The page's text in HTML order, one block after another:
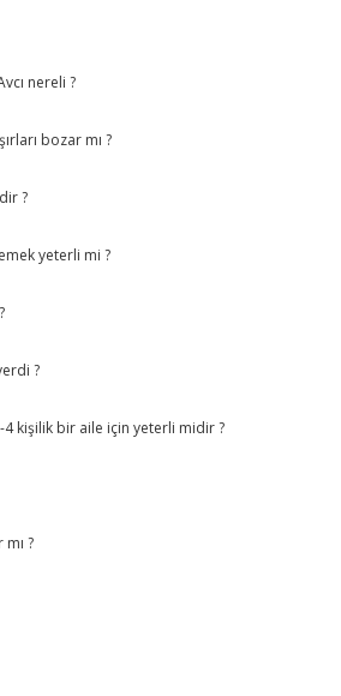
nereli ?
bozar mı ?
?
yeterli mi ?
?
kişilik bir aile için yeterli midir ?
?